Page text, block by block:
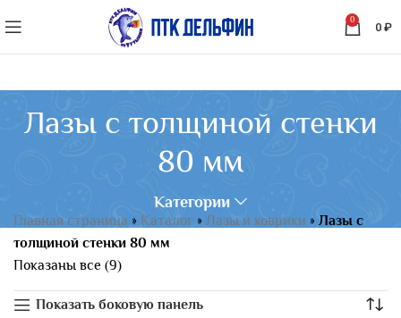
0
0 ₽
Лазы с толщиной стенки
80 мм
Категории
Главная страница » Каталог » Лазы и коврики » Лазы с
толщиной стенки 80 мм
Показаны все (9)
Показать боковую панель